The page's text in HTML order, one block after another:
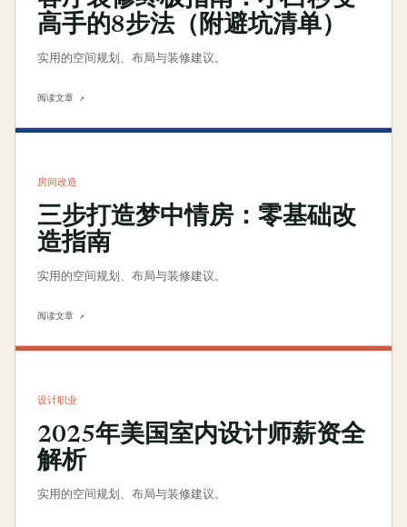
高手的8步法（附避坑清单）
实用的空间规划、布局与装修建议。
阅读文章 ↗
房间改造
三步打造梦中情房：零基础改
造指南
实用的空间规划、布局与装修建议。
阅读文章 ↗
设计职业
2025年美国室内设计师薪资全
解析
实用的空间规划、布局与装修建议。